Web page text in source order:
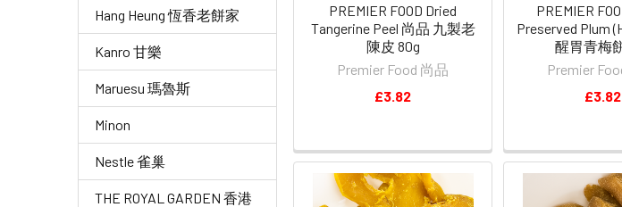
Hang Heung 恆香老餅家
Kanro 甘樂
Maruesu 瑪魯斯
Minon
Nestle 雀巢
THE ROYAL GARDEN 香港
PREMIER FOOD Dried
Tangerine Peel 尚品 九製老
陳皮 80g
Premier Food 尚品
£3.82
PREMIER
Preserved Plum
醒胃青梅
Premier
£3.82